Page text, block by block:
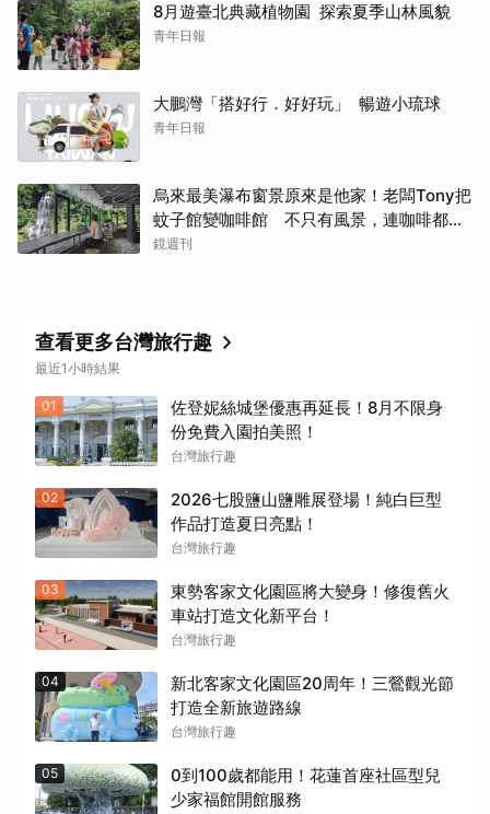
8月遊臺北典藏植物園 探索夏季山林風貌
青年日報
大鵬灣「搭好行．好好玩」 暢遊小琉球
青年日報
烏來最美瀑布窗景原來是他家！老闆Tony把
蚊子館變咖啡館 不只有風景，連咖啡都好
喝到讓人想再來
鏡週刊
查看更多台灣旅行趣
最近1小時結果
01
佐登妮絲城堡優惠再延長！8月不限身
份免費入園拍美照！
台灣旅行趣
02
2026七股鹽山鹽雕展登場！純白巨型
作品打造夏日亮點！
台灣旅行趣
03
東勢客家文化園區將大變身！修復舊火
車站打造文化新平台！
台灣旅行趣
04
新北客家文化園區20周年！三鶯觀光節
打造全新旅遊路線
台灣旅行趣
05
0到100歲都能用！花蓮首座社區型兒
少家福館開館服務